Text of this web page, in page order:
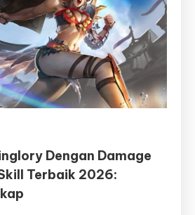
Dengan Damage
Terbaik 2026: